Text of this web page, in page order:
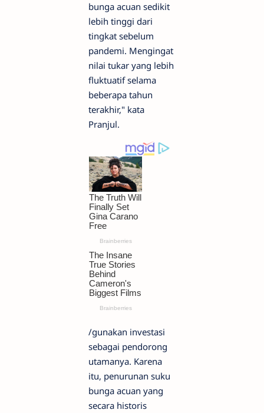
bunga acuan sedikit
lebih tinggi dari
tingkat sebelum
pandemi. Mengingat
nilai tukar yang lebih
fluktuatif selama
beberapa tahun
terakhir," kata
Pranjul.
/gunakan investasi
sebagai pendorong
utamanya. Karena
itu, penurunan suku
bunga acuan yang
secara historis